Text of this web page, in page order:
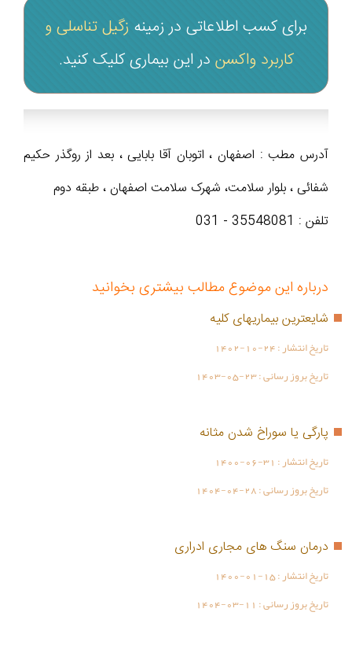
برای کسب اطلاعاتی در زمینه زگیل تناسلی و
کاربرد واکسن در این بیماری کلیک کنید.
آدرس مطب : اصفهان ، اتوبان آقا بابایی ، بعد از روگذر حکیم
شفائی ، بلوار سلامت، شهرک سلامت اصفهان ، طبقه دوم
تلفن : 35548081 - 031
درباره این موضوع مطالب بیشتری بخوانید
شایعترین بیماریهای کلیه
تاریخ انتشار :1402-10-24
تاریخ بروز رسانی :1403-05-23
پارگی یا سوراخ شدن مثانه
تاریخ انتشار : 1400-06-31
تاریخ بروز رسانی :1404-04-28
درمان سنگ های مجاری ادراری
تاریخ انتشار :1400-01-15
تاریخ بروز رسانی : 1404-03-11